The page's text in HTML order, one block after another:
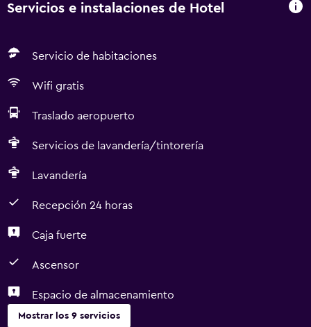
Servicios e instalaciones de Hotel
Servicio de habitaciones
Wifi gratis
Traslado aeropuerto
Servicios de lavandería/tintorería
Lavandería
Recepción 24 horas
Caja fuerte
Ascensor
Espacio de almacenamiento
Mostrar los 9 servicios